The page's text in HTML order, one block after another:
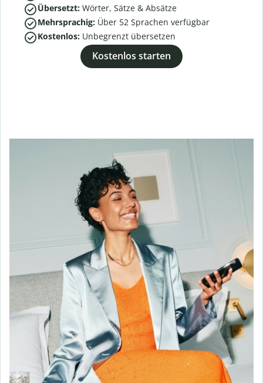
Übersetzt: Wörter, Sätze & Absätze
Mehrsprachig: Über 52 Sprachen verfügbar
Kostenlos: Unbegrenzt übersetzen
Kostenlos starten